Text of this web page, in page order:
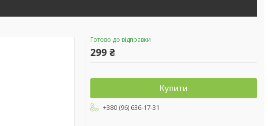
Готово до відправки
299 ₴
Купити
+380 (96) 636-17-31